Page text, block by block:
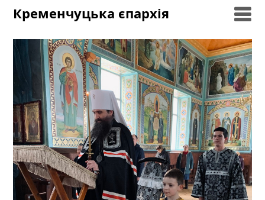
SkipКременчуцька єпархія